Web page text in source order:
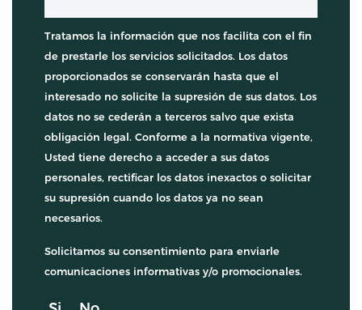
Tratamos la información que nos facilita con el fin
de prestarle los servicios solicitados. Los datos
proporcionados se conservarán hasta que el
interesado no solicite la supresión de sus datos. Los
datos no se cederán a terceros salvo que exista
obligación legal. Conforme a la normativa vigente,
Usted tiene derecho a acceder a sus datos
personales, rectificar los datos inexactos o solicitar
su supresión cuando los datos ya no sean
necesarios.
Solicitamos su consentimiento para enviarle
comunicaciones informativas y/o promocionales.